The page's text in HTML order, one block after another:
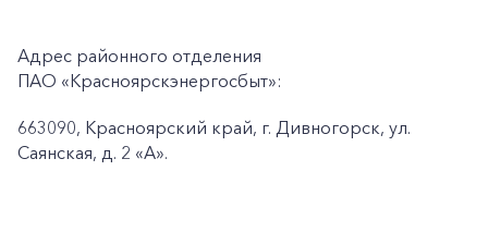
Адрес районного отделения
ПАО «Красноярскэнергосбыт»:
663090, Красноярский край, г. Дивногорск, ул.
Саянская, д. 2 «А».